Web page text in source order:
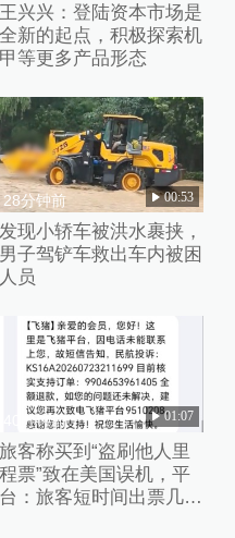
王兴兴：登陆资本市场是
全新的起点，积极探索机
甲等更多产品形态
28分钟前 00:53
发现小轿车被洪水裹挟，
男子驾铲车救出车内被困
人员
40分钟前 01:07
旅客称买到“盗刷他人里
程票”致在美国误机，平
台：旅客短时间出票几十